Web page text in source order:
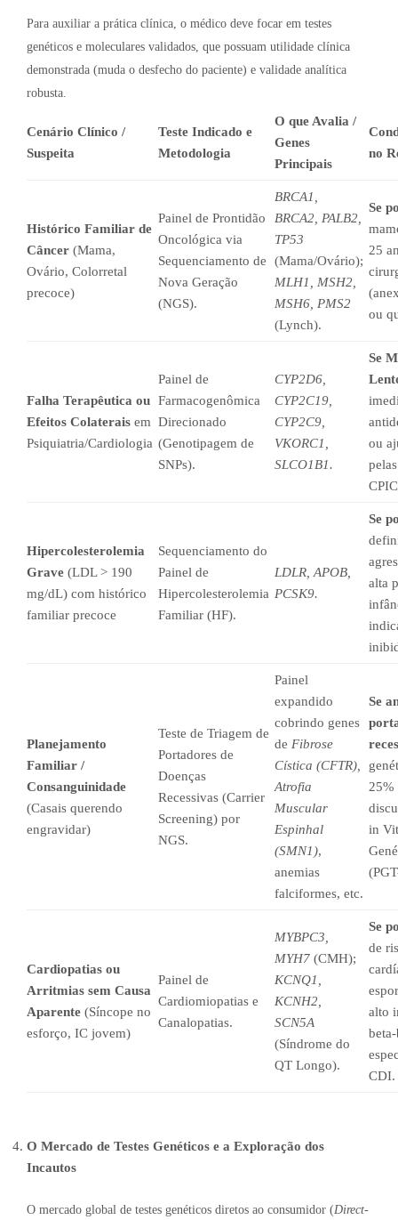
Para auxiliar a prática clínica, o médico deve focar em testes
genéticos e moleculares validados, que possuam utilidade clínica
demonstrada (muda o desfecho do paciente) e validade analítica
robusta.
Cenário Clínico /
Suspeita
Teste Indicado e
Metodologia
O que Avalia /
Genes
Principais
no
Histórico Familiar de
Câncer (Mama,
Ovário, Colorretal
precoce)
Painel de Prontidão
Oncológica via
Sequenciamento de
Nova Geração
(NGS).
BRCA1,
BRCA2, PALB2,
TP53
(Mama/Ovário);
MLH1, MSH2,
MSH6, PMS2
(Lynch).
Se
25
ou
Falha Terapêutica ou
Efeitos Colaterais em
Psiquiatria/Cardiologia
Painel de
Farmacogenômica
Direcionado
(Genotipagem de
SNPs).
CYP2D6,
CYP2C19,
CYP2C9,
VKORC1,
SLCO1B1.
Se
ou
Hipercolesterolemia
Grave (LDL > 190
mg/dL) com histórico
familiar precoce
Sequenciamento do
Painel de
Hipercolesterolemia
Familiar (HF).
LDLR, APOB,
PCSK9.
Se
alta
Planejamento
Familiar /
Consanguinidade
(Casais querendo
engravidar)
Teste de Triagem de
Portadores de
Doenças
Recessivas (Carrier
Screening) por
NGS.
Painel
expandido
cobrindo genes
de Fibrose
Cística (CFTR),
Atrofia
Muscular
Espinhal
(SMN1),
anemias
falciformes, etc.
Se
25%
in
Cardiopatias ou
Arritmias sem Causa
Aparente (Síncope no
esforço, IC jovem)
Painel de
Cardiomiopatias e
Canalopatias.
MYBPC3,
MYH7 (CMH);
KCNQ1,
KCNH2,
SCN5A
(Síndrome do
QT Longo).
Se
de
alto
CDI.
O Mercado de Testes Genéticos e a Exploração dos
Incautos
O mercado global de testes genéticos diretos ao consumidor (Direct-